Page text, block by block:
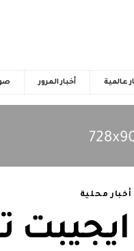
عالمية أخبار المرور
أخبار محلية